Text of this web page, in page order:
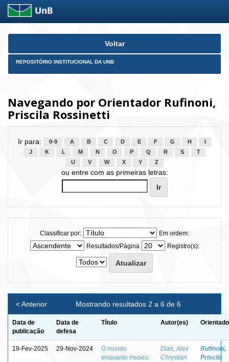
Skip
Voltar
REPOSITÓRIO INSTITUCIONAL DA UNB
Navegando por Orientador Rufinoni,
Priscila Rossinetti
Ir para: 0-9 A B C D E F G H
J
K L M N O P Q R S
T
U
V W X Y Z
ou entre com as primeiras letras:
Classificar por:
Em ordem:
Resultados/Página
Registro(s):
Mostrando resultados 2 a 6 de 6
< Anterior
Data de
publicação
Data de
defesa
Título Autor(es)
19-Fev-2025 29-Nov-2024
O mundo
enquanto museu:
Dias, Alex
Chrystian
Rufinoni,
Priscila